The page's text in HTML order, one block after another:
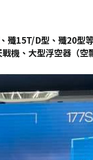
殲15T/D型、殲20型
機、大型浮空器（空